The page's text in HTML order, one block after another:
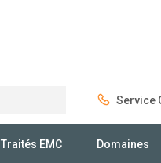
Service
Traités EMC Domaines